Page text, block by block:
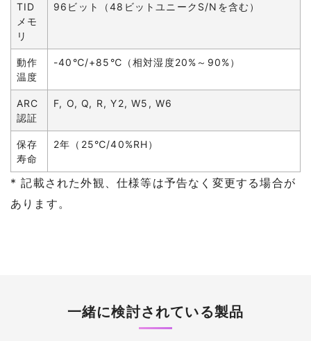
TID
メモ
リ
96ビット（48ビットユニークS/Nを含む）
動作
温度
-40℃/+85℃（相対湿度20%～90%）
ARC
認証
F, O, Q, R, Y2, W5, W6
保存
寿命
2年（25℃/40%RH）
* 記載された外観、仕様等は予告なく変更する場合が
あります。
一緒に検討されている製品